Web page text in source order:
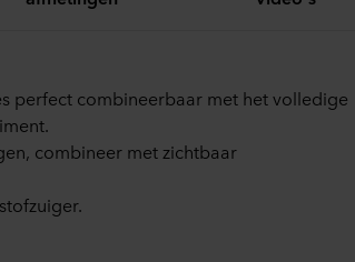
perfect combineerbaar met het volledige
combineer met zichtbaar